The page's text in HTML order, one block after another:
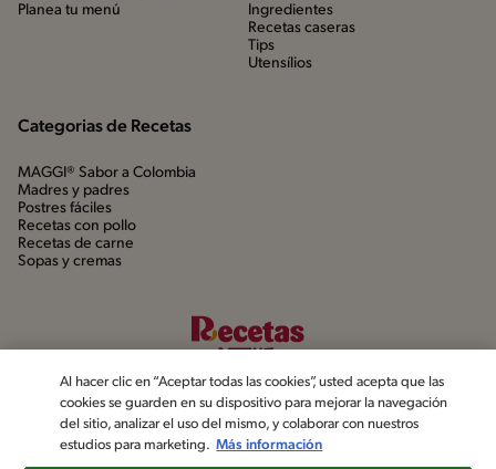
Planea tu menú
Ingredientes
Recetas caseras
Tips
Utensílios
Categorias de Recetas
MAGGI® Sabor a Colombia
Madres y padres
Postres fáciles
Recetas con pollo
Recetas de carne
Sopas y cremas
Al hacer clic en “Aceptar todas las cookies”, usted acepta que las
cookies se guarden en su dispositivo para mejorar la navegación
del sitio, analizar el uso del mismo, y colaborar con nuestros
estudios para marketing. Más información